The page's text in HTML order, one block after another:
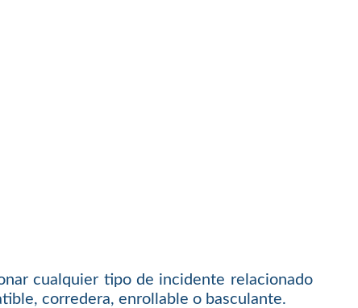
cualquier tipo de incidente relacionado
corredera, enrollable o basculante.